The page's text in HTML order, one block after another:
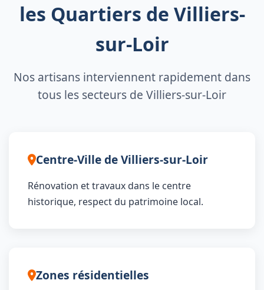
les Quartiers de Villiers-
sur-Loir
Nos artisans interviennent rapidement dans
tous les secteurs de Villiers-sur-Loir
Centre-Ville de Villiers-sur-Loir
Rénovation et travaux dans le centre
historique, respect du patrimoine local.
Zones résidentielles